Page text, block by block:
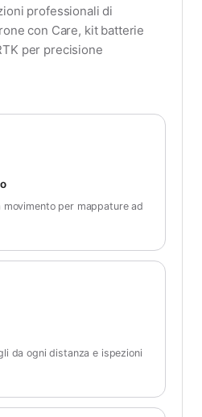
professionali di
con Care, kit batterie
per precisione
movimento per mappature ad
da ogni distanza e ispezioni